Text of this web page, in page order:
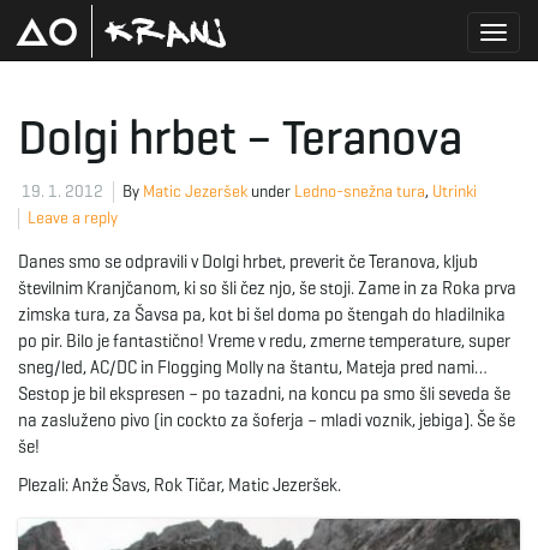
Dolgi hrbet – Teranova
19. 1. 2012 By Matic Jezeršek under Ledno-snežna tura, Utrinki
Leave a reply
Danes smo se odpravili v Dolgi hrbet, preverit če Teranova, kljub
številnim Kranjčanom, ki so šli čez njo, še stoji. Zame in za Roka prva
zimska tura, za Šavsa pa, kot bi šel doma po štengah do hladilnika
po pir. Bilo je fantastično! Vreme v redu, zmerne temperature, super
sneg/led, AC/DC in Flogging Molly na štantu, Mateja pred nami…
Sestop je bil ekspresen – po tazadni, na koncu pa smo šli seveda še
na zasluženo pivo (in cockto za šoferja – mladi voznik, jebiga). Še še
še!
Plezali: Anže Šavs, Rok Tičar, Matic Jezeršek.